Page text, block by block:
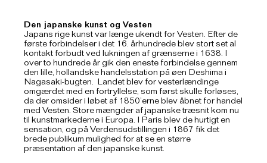
Den japanske kunst og Vesten
Japans rige kunst var længe ukendt for Vesten. Efter de
første forbindelser i det 16. århundrede blev stort set al
kontakt forbudt ved lukningen af grænserne i 1638. I
over to hundrede år gik den eneste forbindelse gennem
den lille, hollandske handelsstation på øen Deshima i
Nagasaki-bugten. Landet blev for vesterlændinge
omgærdet med en fortryllelse, som først skulle forløses,
da der omsider i løbet af 1850’erne blev åbnet for handel
med Vesten. Store mængder af japanske træsnit kom nu
til kunstmarkederne i Europa. I Paris blev de hurtigt en
sensation, og på Verdensudstillingen i 1867 fik det
brede publikum mulighed for at se en større
præsentation af den japanske kunst.